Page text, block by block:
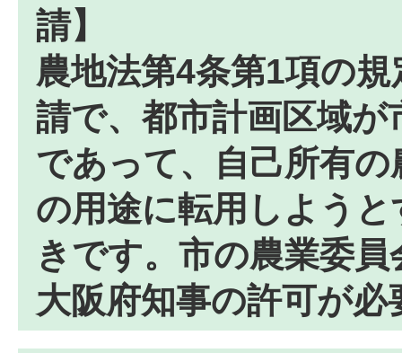
農地法第4条第1項の
請で、都市計画区域が
であって、自己所有
の用途に転用しよう
きです。市の農業委
大阪府知事の許可が